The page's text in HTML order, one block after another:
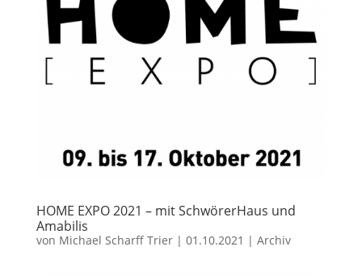
HOME EXPO 2021 – mit SchwörerHaus und
Amabilis
von Michael Scharff Trier| 01.10.2021 | Archiv